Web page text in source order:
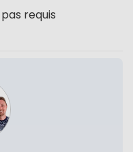
requis